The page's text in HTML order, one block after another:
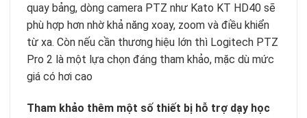
quay bảng, dòng camera PTZ như Kato KT HD40 sẽ
phù hợp hơn nhờ khả năng xoay, zoom và điều khiển
từ xa. Còn nếu cần thương hiệu lớn thì Logitech PTZ
Pro 2 là một lựa chọn đáng tham khảo, mặc dù mức
giá có hơi cao
Tham khảo thêm một số thiết bị hỗ trợ dạy học